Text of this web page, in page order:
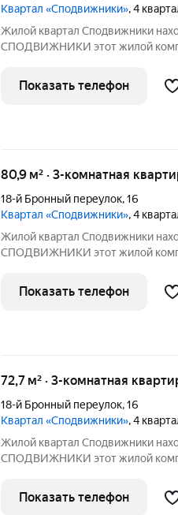
Квартал «Сподвижники», 4
Жилой квартал Сподвижники
СПОДВИЖНИКИ этот жилой комплекс класса «комфорт» вдали
инфраструктурой.
домов-секций разной
Показать телефон
80,9 м² · 3-комнатная
18-й Бронный переулок,16
Квартал «Сподвижники», 4
Жилой квартал Сподвижники
СПОДВИЖНИКИ этот жилой комплекс класса «комфорт» вдали
инфраструктурой.
домов-секций разной
Показать телефон
72,7 м² · 3-комнатная
18-й Бронный переулок,16
Квартал «Сподвижники», 4
Жилой квартал Сподвижники
СПОДВИЖНИКИ этот жилой комплекс класса «комфорт» вдали
инфраструктурой.
домов-секций разной
Показать телефон